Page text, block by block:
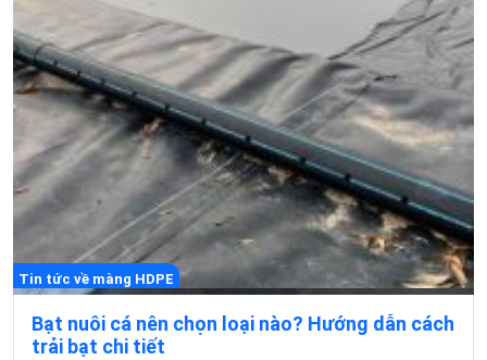
Tin tức về màng HDPE
Bạt nuôi cá nên chọn loại nào? Hướng dẫn cách
trải bạt chi tiết